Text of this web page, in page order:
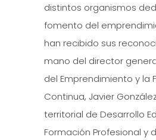
distintos organismos
fomento del
han recibido sus
mano del director
del Emprendimiento y la
Continua, Javier
territorial de Desarrollo
Formación Profesional y